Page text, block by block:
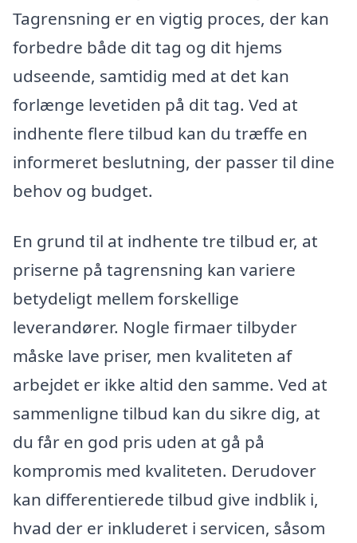
Tagrensning er en vigtig proces, der kan
forbedre både dit tag og dit hjems
udseende, samtidig med at det kan
forlænge levetiden på dit tag. Ved at
indhente flere tilbud kan du træffe en
informeret beslutning, der passer til dine
behov og budget.
En grund til at indhente tre tilbud er, at
priserne på tagrensning kan variere
betydeligt mellem forskellige
leverandører. Nogle firmaer tilbyder
måske lave priser, men kvaliteten af
arbejdet er ikke altid den samme. Ved at
sammenligne tilbud kan du sikre dig, at
du får en god pris uden at gå på
kompromis med kvaliteten. Derudover
kan differentierede tilbud give indblik i,
hvad der er inkluderet i servicen, såsom